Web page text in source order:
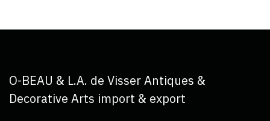
O-BEAU & L.A. de Visser Antiques &
Decorative Arts import & export